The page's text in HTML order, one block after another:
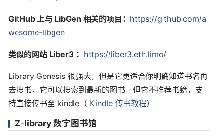
GitHub 上与 LibGen 相关的项目： https://github.com/a
wesome-libgen
类似的网站 Liber3 ： https://liber3.eth.limo/
Library Genesis 很强大，但是它更适合你明确知道书名再
去搜书，它可以搜索到最新的图书，但它不推荐书籍，支
持直接传书至 kindle（ Kindle 传书教程）
Z-library 数字图书馆